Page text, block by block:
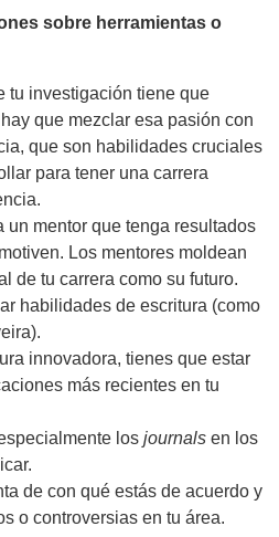
sobre herramientas o
tu investigación tiene que
que mezclar esa pasión con
que son habilidades cruciales
para tener una carrera
un mentor que tenga resultados
Los mentores moldean
de tu carrera como su futuro.
habilidades de escritura (como
innovadora, tienes que estar
más recientes en tu
los journals en los
de con qué estás de acuerdo y
o controversias en tu área.